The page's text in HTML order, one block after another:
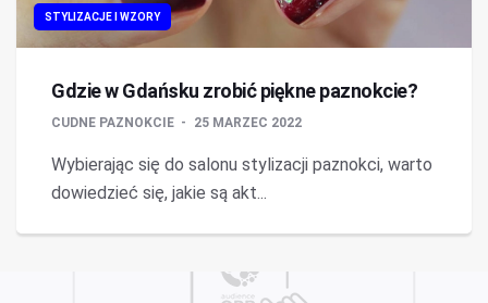
STYLIZACJE I WZORY
Gdzie w Gdańsku zrobić piękne paznokcie?
CUDNE PAZNOKCIE 25 MARZEC 2022
Wybierając się do salonu stylizacji paznokci, warto
dowiedzieć się, jakie są akt...